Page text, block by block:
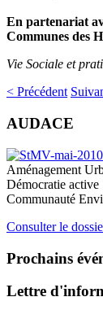
En partenariat
Communes des
Vie Sociale et
< Précédent
AUDACE
Aménagement
Démocratie active
Communauté
Consulter le
Prochains
Lettre